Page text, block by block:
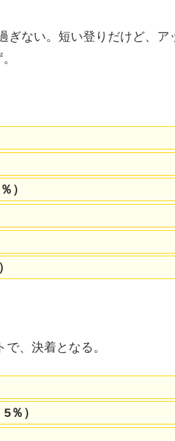
ぎない。短い登りだけど、ア
）
、決着となる。
％）